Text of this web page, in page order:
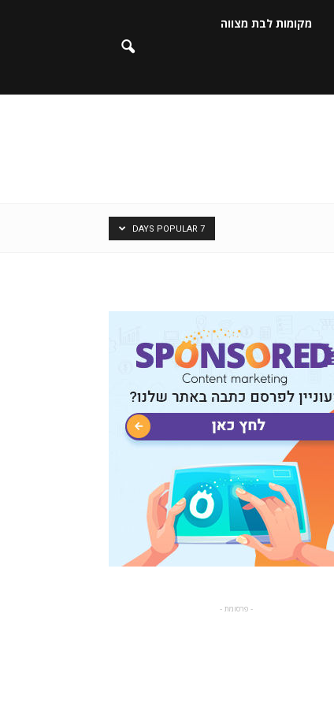
מקומות לבת מצווה
7 DAYS POPULAR
- פרסומת -